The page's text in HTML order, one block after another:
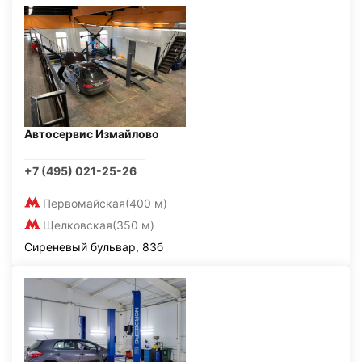
Автосервис Измайлово
+7 (495) 021-25-26
Первомайская(400 м)
Щелковская(350 м)
Сиреневый бульвар, 83б